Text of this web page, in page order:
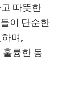
따뜻한
이 단순한
며,
훌륭한 동